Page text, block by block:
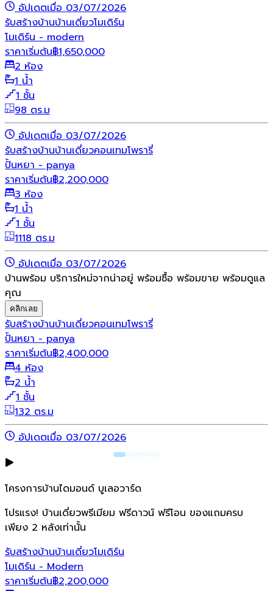
อัปเดตเมื่อ 03/07/2026
รับสร้างบ้านบ้านเดี่ยวโมเดิร์น
โมเดิร์น - modern
ราคาเริ่มต้น฿1,650,000
2 ห้อง
1 น้ำ
1 ชั้น
98 ตร.ม
อัปเดตเมื่อ 03/07/2026
รับสร้างบ้านบ้านเดี่ยวคอนเทมโพรารี่
ปั้นหยา - panya
ราคาเริ่มต้น฿2,200,000
3 ห้อง
1 น้ำ
1 ชั้น
1118 ตร.ม
อัปเดตเมื่อ 03/07/2026
บ้านพร้อม บริการใหม่จากน่าอยู่ พร้อมซื้อ พร้อมขาย พร้อมดูแล
คุณ
คลิกเลย
รับสร้างบ้านบ้านเดี่ยวคอนเทมโพรารี่
ปั้นหยา - panya
ราคาเริ่มต้น฿2,400,000
4 ห้อง
2 น้ำ
1 ชั้น
132 ตร.ม
อัปเดตเมื่อ 03/07/2026
โครงการบ้านไดมอนด์ บูเลอวาร์ด
โปรแรง! บ้านเดี่ยวพรีเมียม ฟรีดาวน์ ฟรีโอน ของแถมครบ
เพียง 2 หลังเท่านั้น
รับสร้างบ้านบ้านเดี่ยวโมเดิร์น
โมเดิร์น - Modern
ราคาเริ่มต้น฿2,200,000